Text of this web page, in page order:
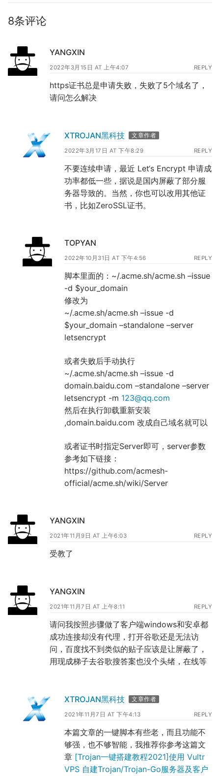
8条评论
YANGXIN
2022年3月15日 AT 上午4:07 REPLY
https证书总是申请失败，失败了5个域名了，
请问怎么解决
XTROJAN黑科技 文章作者
2022年3月17日 AT 下午8:29 REPLY
不要连续申请，最近 Let‘s Encrypt 申请成
功率都低一些，据说是国内屏蔽了部分服
务器导致的。当然，你也可以改用其他证
书，比如ZeroSSL证书。
TOPYAN
2022年10月31日 AT 下午4:56 REPLY
脚本里面的：~/.acme.sh/acme.sh –issue
-d $your_domain
修改为
~/.acme.sh/acme.sh –issue -d
$your_domain –standalone –server
letsencrypt
或者失败后手动执行
~/.acme.sh/acme.sh –issue -d
domain.baidu.com –standalone –server
letsencrypt -m 123@qq.com
然后在执行卸载重新安装
,domain.baidu.com 改成自己域名就可以
或者证书时指定Server即可，server参数
参考如下链接：
https://github.com/acmesh-
official/acme.sh/wiki/Server
YANGXIN
2021年11月9日 AT 上午6:03 REPLY
受教了
YANGXIN
2021年11月7日 AT 上午8:11 REPLY
请问我按照步骤做了客户端windows和安卓都
成功连接却没有代理，打开谷歌还是无法访
问，百度找不到类似的贴子应该是让屏蔽了，
用现成梯子去谷歌搜答案也没个头绪，在线等
XTROJAN黑科技 文章作者
2021年11月7日 AT 下午4:13 REPLY
本篇文章的一键脚本有些老，而且功能不
够强，也不够智能，我推荐你参考这篇文
章 [Trojan一键搭建教程2021]使用 Vultr
VPS 自建Trojan/Trojan-Go服务器及客户